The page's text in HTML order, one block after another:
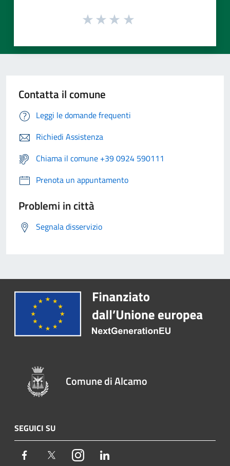
Contatta il comune
Leggi le domande frequenti
Richiedi Assistenza
Chiama il comune +39 0924 590111
Prenota un appuntamento
Problemi in città
Segnala disservizio
Comune di Alcamo
SEGUICI SU
Facebook TwitterInstagram